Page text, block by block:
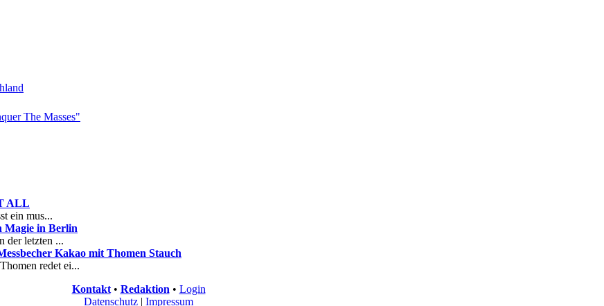
The Masses"
ALL
ein mus...
in Berlin
der letzten ...
Kakao mit Thomen Stauch
redet ei...
Kontakt• Redaktion • Login
Datenschutz | Impressum